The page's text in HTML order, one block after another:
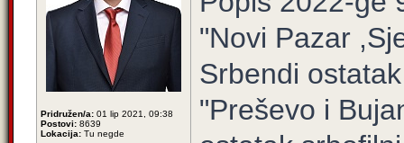
Pridružen/a: 01 lip 2021, 09:38
Postovi: 8639
Lokacija: Tu negde
"Novi Pazar
Srbendi
"Preševo i